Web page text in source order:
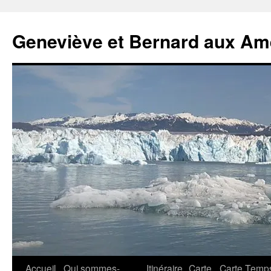
Geneviève et Bernard aux
Aller
Accueil Qui sommes- Itinéraire Carte Carte